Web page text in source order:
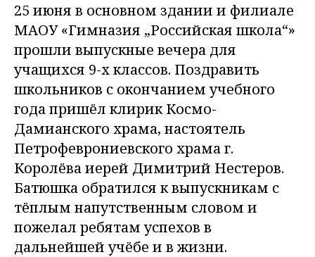
25 июня в основном здании и филиале
МАОУ «Гимназия „Российская школа“»
прошли выпускные вечера для
учащихся 9-х классов. Поздравить
школьников с окончанием учебного
года пришёл клирик Космо-
Дамианского храма, настоятель
Петрофеврониевского храма г.
Королёва иерей Димитрий Нестеров.
Батюшка обратился к выпускникам с
тёплым напутственным словом и
пожелал ребятам успехов в
дальнейшей учёбе и в жизни.